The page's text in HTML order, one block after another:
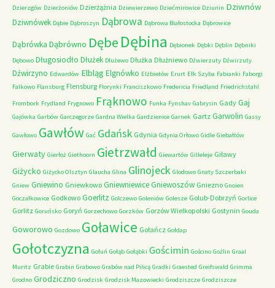
Dzierzgów Dzierżoniów Dzierżążnia Dziewierzewo Dziećmirowice Dziunin Dziwnów
Dziwnówek Dąbie Dąbroszyn Dąbrowa Dąbrowa Białostocka Dąbrowice
Dąbrówka Dąbrówno Dębe Dębina Dębionek Dębki Dęblin Dębniki
Dębowo Długosiodło Dłużek Dłużewo Dłużka Dłużniewo Dźwierzuty Dźwirzuty
Dźwirzyno Edwardów Elbląg Elgnówko Elżbietów Erurt Ełk Szyba Fabianki Faborgi
Falkowo Flansburg Flensburg Florynki Franciszkowo Fredericia Friedland Friedrichstahl
Frombork Frydland Frygnowo Frąknowo Funka Fynshav Gabrysin Gady Gaj
Gajówka Garbów Garczegorze Gardna Wielka Gardzienice Garnek Gartz Garwolin Gassy
Gawłowo Gawłów Gać Gdańsk Gdynia Gdynia Orłowo Gidle Giebałtów
Gierwaty Gierłoż Giethoorn Gietrzwałd Giewartów Gilleleje Giławy
Giżycko Giżycko Olsztyn Glaucha Glina Glinojeck Glodowo Gnaty Szczerbaki
Gniew Gniewino Gniewkowo GniewniewiceGniewoszów Gniezno Gnoien
Goczałkowice Godkowo Goerlitz Golczewo Goleniów Golesze Golub-Dobrzyń Gorlice
Gorlitz Goruńsko Goryń Gorzechowo Gorzków Gorzów Wielkopolski Gostynin Gouda
Goworowo Gozdowo Goławice Gołańcz Gołdap
Gołotczyzna Gołuń Gołąb Gołąbki Gościmin Gościno Goźlin Graal
Muritz Grabie Grabin Grabowo Grabów nad Pilicą Gradki Graested Greifswald Grimma
Grodno Grodziczno Grodzisk Grodzisk Mazowiecki Grodziszcze Grodziszcze